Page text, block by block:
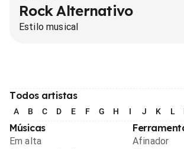
Rock Alternativo
Estilo musical
Todos artistas
A B C D E F G H I J K L
Músicas
Em alta
Afinador